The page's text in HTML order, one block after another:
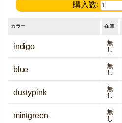
購入数:
カラー 在庫
indigo
無
し
blue
無
し
dustypink
無
し
mintgreen
無
し